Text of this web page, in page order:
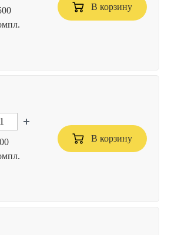
В корзину
В корзину